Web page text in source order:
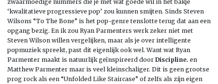
zwaarmoedige nummers die je met wat goede wil in het bakje
‘kwalitatieve progressieve pop’ zou kunnen smijten. Sinds Steven
Wilsons “To The Bone” is het pop-genre tenslotte terug dat aan een
opgang bezig. En ik zou Ryan Parmenters werk zeker niet met
Steven Wilson willen vergelijken, maar als je over intelligente
popmuziek spreekt, past dit eigenlijk ook wel. Want wat Ryan
Parmenter maakt is natuurlijk geïnspireerd door Discipline. en
Matthew Parmenter maar is veel kleinschaliger. Dit is geen grootse
prog rock als een “Unfolded Like Staircase” of zelfs als zijn eigen